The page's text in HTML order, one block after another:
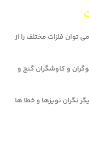
با تنظیم تفکیک فلزات طلایاب Manticore می توان فلزات مختلف را از
و کاوشگران گنج و
نگران نویزها و خطا ها